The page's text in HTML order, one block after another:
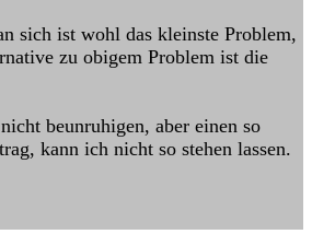
sich ist wohl das kleinste Problem,
zu obigem Problem ist die
beunruhigen, aber einen so
kann ich nicht so stehen lassen.